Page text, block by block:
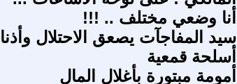
أنا وضعي مختلف .. !!!
سيد المفاجآت يصعق الاحتلال
أسلحة قمعية
أمومة مبتورة بأغلال المال